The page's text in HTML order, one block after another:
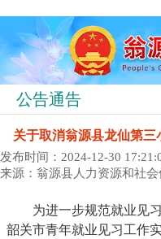
公告通告
关于取消翁源县龙仙第
发布时间：2024-12-30
来源：翁源县人力资源和社会
为进一步规范就业见习
韶关市青年就业见习工作